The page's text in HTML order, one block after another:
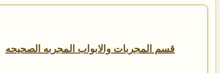
قسم المجربات والابواب المجربه الصحيحه